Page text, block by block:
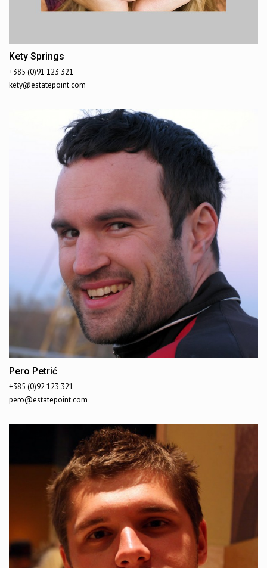
Kety Springs
+385 (0)91 123 321
kety@estatepoint.com
Pero Petrić
+385 (0)92 123 321
pero@estatepoint.com